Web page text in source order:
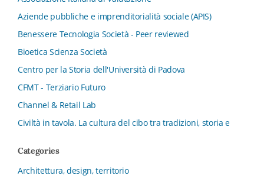
Aziende pubbliche e imprenditorialità sociale (APIS)
Benessere Tecnologia Società - Peer reviewed
Bioetica Scienza Società
Centro per la Storia dell'Università di Padova
CFMT - Terziario Futuro
Channel & Retail Lab
Civiltà in tavola. La cultura del cibo tra tradizioni, storia e
Collana del Dipartimento di Scienze Aziendali, Management
Categories
Architettura, design, territorio